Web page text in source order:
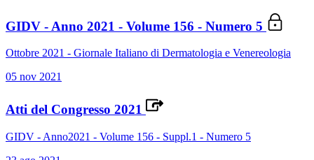
GIDV - Anno 2021 - Volume 156 - Numero 5
Ottobre 2021 - Giornale Italiano di Dermatologia e Venereologia
05 nov 2021
Atti del Congresso 2021
GIDV - Anno2021 - Volume 156 - Suppl.1 - Numero 5